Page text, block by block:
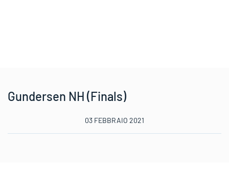
Gundersen NH (Finals)
03 FEBBRAIO 2021